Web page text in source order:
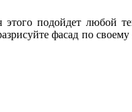
подойдет любой
фасад по